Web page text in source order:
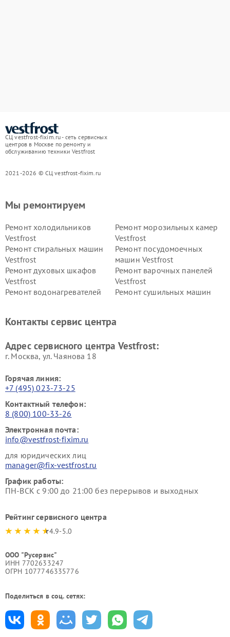
СЦ vestfrost-fixim.ru - сеть сервисных
центров в Москве по ремонту и
обслуживанию техники Vestfrost
2021-2026 © СЦ vestfrost-fixim.ru
Мы ремонтируем
Ремонт холодильников
Vestfrost
Ремонт морозильных камер
Vestfrost
Ремонт стиральных машин
Vestfrost
Ремонт посудомоечных
машин Vestfrost
Ремонт духовых шкафов
Vestfrost
Ремонт варочных панелей
Vestfrost
Ремонт водонагревателей
Ремонт сушильных машин
Vestfrost
Контакты сервис центра
Адрес сервисного центра Vestfrost:
г. Москва, ул. Чаянова 18
Горячая линия:
+7 (495) 023-73-25
Контактный телефон:
8 (800) 100-33-26
Электронная почта:
info@vestfrost-fixim.ru
для юридических лиц
manager@fix-vestfrost.ru
График работы:
ПН-ВСК с 9:00 до 21:00 без перерывов и выходных
Рейтинг сервисного центра
4.9-5.0
ООО "Русервис"
ИНН 7702633247
ОГРН 1077746335776
Поделиться в соц. сетях: